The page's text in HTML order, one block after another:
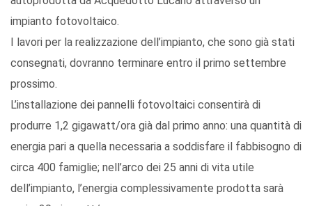
impianto fotovoltaico.
I lavori per la realizzazione dell’impianto, che sono già stati
consegnati, dovranno terminare entro il primo settembre
prossimo.
L’installazione dei pannelli fotovoltaici consentirà di
produrre 1,2 gigawatt/ora già dal primo anno: una quantità di
energia pari a quella necessaria a soddisfare il fabbisogno di
circa 400 famiglie; nell’arco dei 25 anni di vita utile
dell’impianto, l’energia complessivamente prodotta sarà